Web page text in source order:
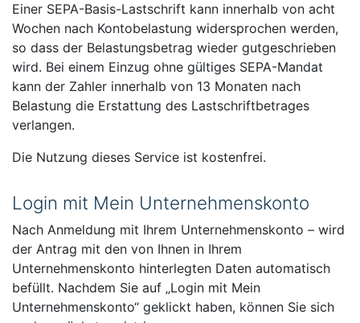
Einer SEPA-Basis-Lastschrift kann innerhalb von acht
Wochen nach Kontobelastung widersprochen werden,
so dass der Belastungsbetrag wieder gutgeschrieben
wird. Bei einem Einzug ohne gültiges SEPA-Mandat
kann der Zahler innerhalb von 13 Monaten nach
Belastung die Erstattung des Lastschriftbetrages
verlangen.
Die Nutzung dieses Service ist kostenfrei.
Login mit Mein Unternehmenskonto
Nach Anmeldung mit Ihrem Unternehmenskonto – wird
der Antrag mit den von Ihnen in Ihrem
Unternehmenskonto hinterlegten Daten automatisch
befüllt. Nachdem Sie auf „Login mit Mein
Unternehmenskonto“ geklickt haben, können Sie sich